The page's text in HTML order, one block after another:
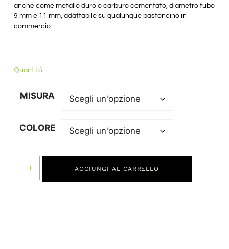
anche come metallo duro o carburo cementato, diametro tubo
9 mm e 11 mm, adattabile su qualunque bastoncino in
commercio
Quantità
MISURA
COLORE
AGGIUNGI AL CARRELLO